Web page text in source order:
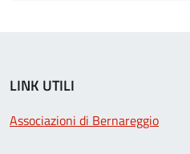
LINK UTILI
Associazioni di Bernareggio